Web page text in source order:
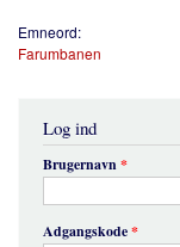
Emneord:
Farumbanen
Log ind
Brugernavn*
Adgangskode*